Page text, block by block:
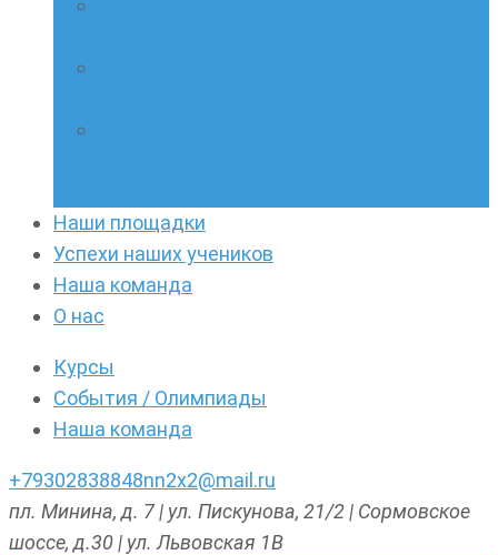
Наши площадки
Успехи наших учеников
Наша команда
О нас
Курсы
События / Олимпиады
Наша команда
+79302838848nn2x2@mail.ru
пл. Минина, д. 7 | ул. Пискунова, 21/2 | Сормовское
шоссе, д.30 | ул. Львовская 1В